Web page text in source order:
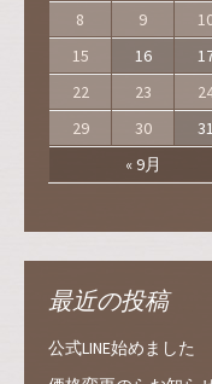
« 9月
8
9
15
16
22
23
29
30 31
最近の投稿
公式LINE始めました